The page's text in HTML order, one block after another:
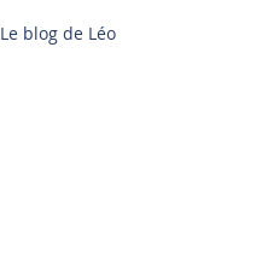
Le blog de Léo